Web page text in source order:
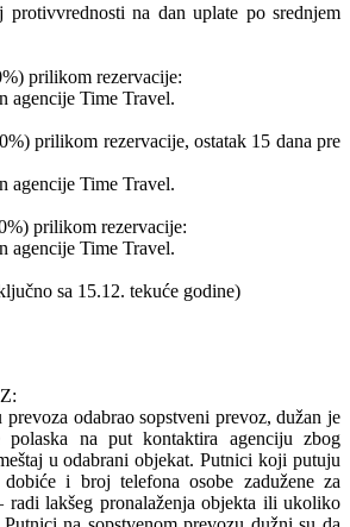
protivvrednosti na dan uplate po srednjem
prilikom rezervacije:
agencije Time Travel.
prilikom rezervacije, ostatak 15 dana pre
agencije Time Travel.
prilikom rezervacije:
agencije Time Travel.
sa 15.12. tekuće godine)
odabrao sopstveni prevoz, dužan je
na put kontaktira agenciju zbog
u odabrani objekat. Putnici koji putuju
dobiće i broj telefona osobe zadužene za
radi lakšeg pronalaženja objekta ili ukoliko